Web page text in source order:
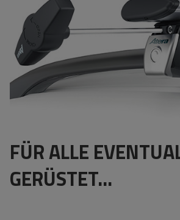
FÜR ALLE
GERÜSTET...